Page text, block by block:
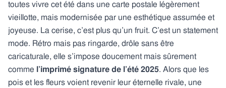
toutes vivre cet été dans une carte postale légèrement
vieillotte, mais modernisée par une esthétique assumée et
joyeuse. La cerise, c’est plus qu’un fruit. C’est un statement
mode. Rétro mais pas ringarde, drôle sans être
caricaturale, elle s’impose doucement mais sûrement
comme l’imprimé signature de l’été 2025. Alors que les
pois et les fleurs voient revenir leur éternelle rivale, une